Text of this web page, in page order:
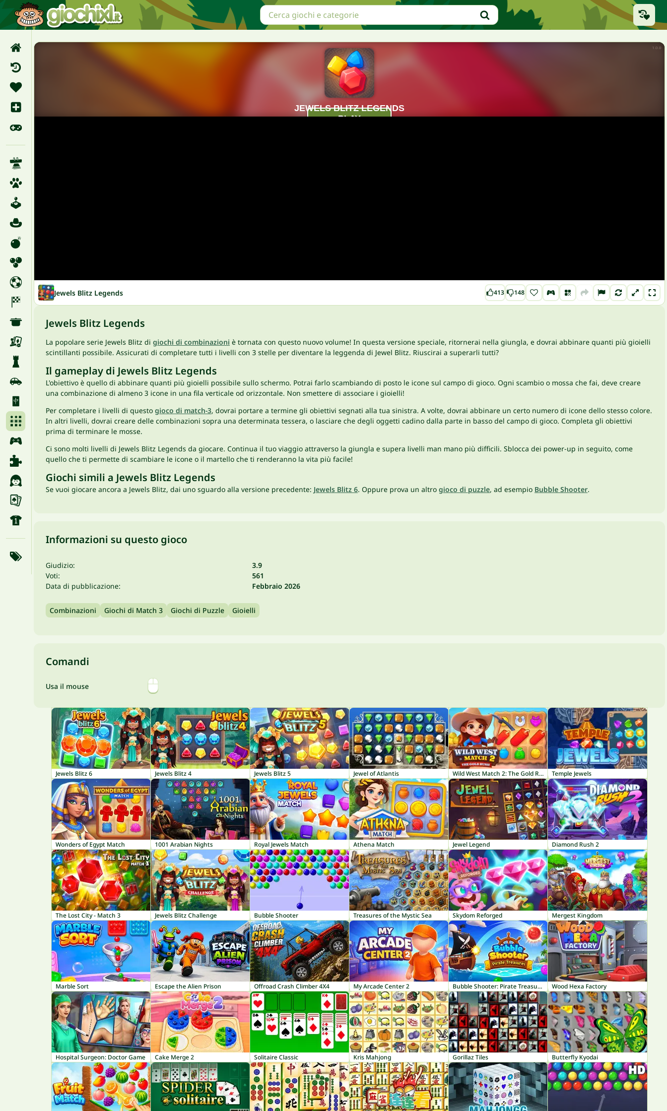
Jewels Blitz Legends 413 148
Jewels Blitz Legends
La popolare serie Jewels Blitz di giochi di combinazioni è tornata con questo nuovo volume! In questa versione speciale, ritornerai nella giungla, e dovrai abbinare quanti più gioielli
scintillanti possibile. Assicurati di completare tutti i livelli con 3 stelle per diventare la leggenda di Jewel Blitz. Riuscirai a superarli tutti?
Il gameplay di Jewels Blitz Legends
L'obiettivo è quello di abbinare quanti più gioielli possibile sullo schermo. Potrai farlo scambiando di posto le icone sul campo di gioco. Ogni scambio o mossa che fai, deve creare
una combinazione di almeno 3 icone in una fila verticale od orizzontale. Non smettere di associare i gioielli!
Per completare i livelli di questo gioco di match-3, dovrai portare a termine gli obiettivi segnati alla tua sinistra. A volte, dovrai abbinare un certo numero di icone dello stesso colore.
In altri livelli, dovrai creare delle combinazioni sopra una determinata tessera, o lasciare che degli oggetti cadino dalla parte in basso del campo di gioco. Completa gli obiettivi
prima di terminare le mosse.
Ci sono molti livelli di Jewels Blitz Legends da giocare. Continua il tuo viaggio attraverso la giungla e supera livelli man mano più difficili. Sblocca dei power-up in seguito, come
quello che ti permette di scambiare le icone o il martello che ti renderanno la vita più facile!
Giochi simili a Jewels Blitz Legends
Se vuoi giocare ancora a Jewels Blitz, dai uno sguardo alla versione precedente: Jewels Blitz 6. Oppure prova un altro gioco di puzzle, ad esempio Bubble Shooter.
Informazioni su questo gioco
Giudizio:
3.9
Voti:
561
Data di pubblicazione:
Febbraio 2026
Combinazioni Giochi di Match 3 Giochi di Puzzle Gioielli
Comandi
Usa il mouse
Jewels Blitz 6 Jewels Blitz 4 Jewels Blitz 5 Jewel of Atlantis Wild West Match 2: The Gold Rush Temple Jewels
Wonders of Egypt Match 1001 Arabian Nights Royal Jewels Match Athena Match Jewel Legend Diamond Rush 2
The Lost City - Match 3 Jewels Blitz Challenge Bubble Shooter Treasures of the Mystic Sea Skydom Reforged Mergest Kingdom
Marble Sort Escape the Alien Prison Offroad Crash Climber 4X4 My Arcade Center 2 Bubble Shooter: Pirate Treasures Wood Hexa Factory
Hospital Surgeon: Doctor Game Cake Merge 2 Solitaire Classic Kris Mahjong Gorillaz Tiles Butterfly Kyodai